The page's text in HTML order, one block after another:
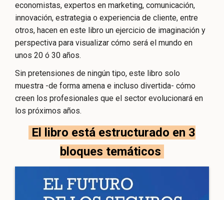
economistas, expertos en marketing, comunicación,
innovación, estrategia o experiencia de cliente, entre
otros, hacen en este libro un ejercicio de imaginación y
perspectiva para visualizar cómo será el mundo en
unos 20 ó 30 años.
Sin pretensiones de ningún tipo, este libro solo
muestra -de forma amena e incluso divertida- cómo
creen los profesionales que el sector evolucionará en
los próximos años.
El libro está estructurado en 3
bloques temáticos